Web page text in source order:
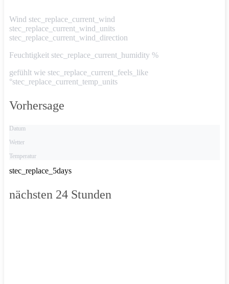
Wind stec_replace_current_wind
stec_replace_current_wind_units
stec_replace_current_wind_direction
Feuchtigkeit stec_replace_current_humidity %
gefühlt wie stec_replace_current_feels_like
°stec_replace_current_temp_units
Vorhersage
Datum
Wetter
Temperatur
stec_replace_5days
nächsten 24 Stunden